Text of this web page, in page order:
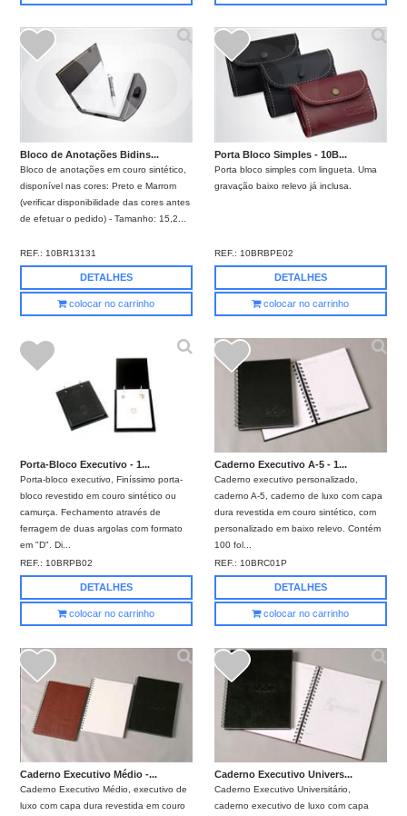
Bloco de Anotações Bidins...
Bloco de anotações em couro sintético,
disponível nas cores: Preto e Marrom
(verificar disponibilidade das cores antes
de efetuar o pedido) - Tamanho: 15,2...
REF.: 10BR13131
DETALHES
colocar no carrinho
Porta Bloco Simples - 10B...
Porta bloco simples com lingueta. Uma
gravação baixo relevo já inclusa.
REF.: 10BRBPE02
DETALHES
colocar no carrinho
Porta-Bloco Executivo - 1...
Porta-bloco executivo, Finíssimo porta-
bloco revestido em couro sintético ou
camurça. Fechamento através de
ferragem de duas argolas com formato
em "D". Di...
REF.: 10BRPB02
DETALHES
colocar no carrinho
Caderno Executivo A-5 - 1...
Caderno executivo personalizado,
caderno A-5, caderno de luxo com capa
dura revestida em couro sintético, com
personalizado em baixo relevo. Contém
100 fol...
REF.: 10BRC01P
DETALHES
colocar no carrinho
Caderno Executivo Médio -...
Caderno Executivo Médio, executivo de
luxo com capa dura revestida em couro
Caderno Executivo Univers...
Caderno Executivo Universitário,
caderno executivo de luxo com capa